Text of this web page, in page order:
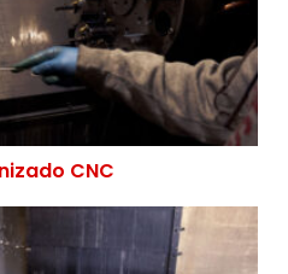
CNC
Columbia: Puntos a